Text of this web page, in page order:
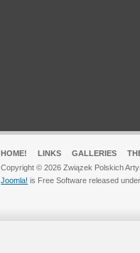
HOME! LINKS GALLERIES
Copyright © 2026 Związek Polskich
Joomla! is Free Software released